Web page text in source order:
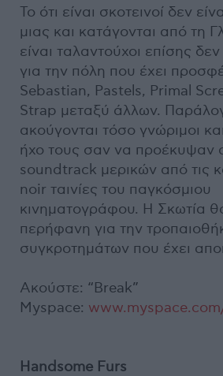
Το ότι είναι σκοτεινοί δεν
μιας και κατάγονται από τη
είναι ταλαντούχοι επίσης
για την πόλη που έχει
Sebastian, Pastels, Primal
Strap μεταξύ άλλων.
ακούγονται τόσο γνώριμοι
ήχο τους σαν να προέκυψαν
soundtrack μερικών από τις
noir ταινίες του παγκόσμιου
κινηματογράφου. Η Σκωτία
περήφανη για την
συγκροτημάτων που έχει
Ακούστε: “Break”
Myspace:
Handsome Furs